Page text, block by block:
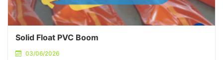
Solid Float PVC Boom
03/06/2026